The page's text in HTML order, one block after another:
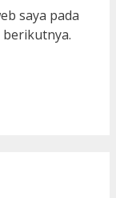
saya pada